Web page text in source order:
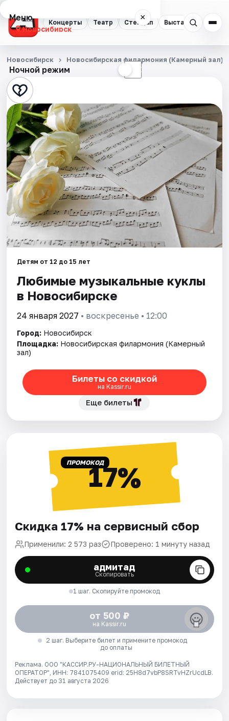
Концерты Театр Стендап Выставки
Меню ×
Новосибирск
Концерты
Театр
Стендап
Выставки
Квесты
Экскурсии
Спорт
События
Площадки
Артисты
Ночной режим ☾
Новосибирск Новосибирская филармония (Камерный зал)
Детям от 12 до 15 лет
Любимые музыкальные куклы
в Новосибирске
24 января 2027 • воскресенье • 12:00
Город: Новосибирск
Площадка: Новосибирская филармония (Камерный
зал)
Билеты со скидкой
на Kassir.ru
Еще билеты
ПРОМОКОД17%
Скидка 17% на сервисный сбор
Применили: 2 573 раз Проверено: 1 минуту назад
адмитад
Скопировать
1 шаг. Скопируйте промокод
от 500 ₽
на Kassir.ru
2 шаг. Выберите билет и примените промокод
до оплаты
Реклама. ООО "КАССИР.РУ-НАЦИОНАЛЬНЫЙ БИЛЕТНЫЙ
ОПЕРАТОР", ИНН: 7841075409 erid: 25H8d7vbP8SRTvHZrUcdLB.
Действует до 31 августа 2026